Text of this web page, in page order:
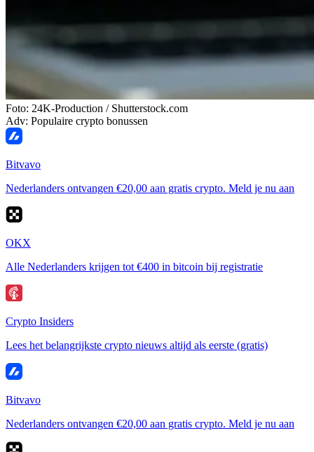
Foto: 24K-Production / Shutterstock.com
Adv: Populaire crypto bonussen
Bitvavo
Nederlanders ontvangen €20,00 aan gratis crypto. Meld je nu aan
OKX
Alle Nederlanders krijgen tot €400 in bitcoin bij registratie
Crypto Insiders
Lees het belangrijkste crypto nieuws altijd als eerste (gratis)
Bitvavo
Nederlanders ontvangen €20,00 aan gratis crypto. Meld je nu aan